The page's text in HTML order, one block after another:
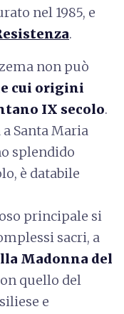
nel 1985, e
.
non può
cui origini
IX secolo.
Santa Maria
splendido
è databile
principale si
sacri, a
Madonna del
quello del
e